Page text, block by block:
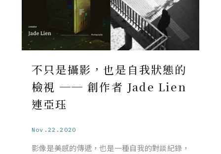
不只是攝影，也是自我狀態的
檢視 ── 創作者 Jade Lien
連亞珏
Nov.22.2020
影像是美感的傳遞，也是一種自我的對談紀錄，